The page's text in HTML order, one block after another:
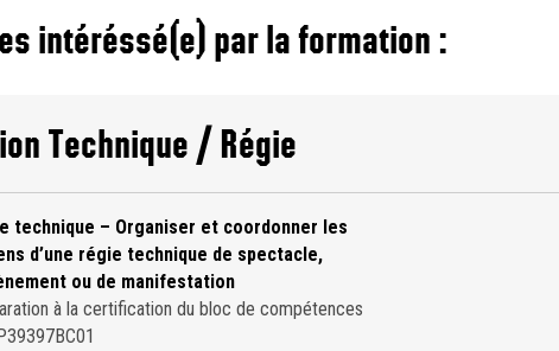
intéréssé(e) par la formation :
Technique / Régie
technique – Organiser et coordonner les
d’une régie technique de spectacle,
ou de manifestation
à la certification du bloc de compétences